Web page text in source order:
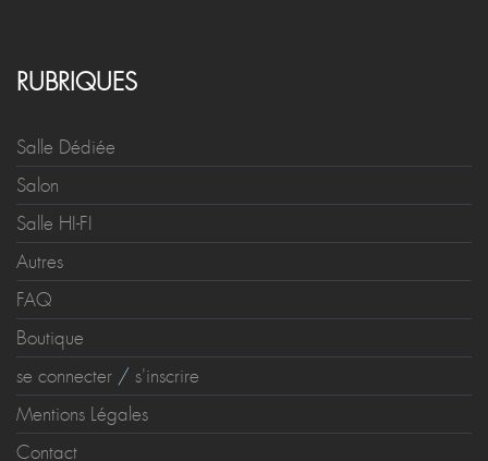
RUBRIQUES
Salle Dédiée
Salon
Salle HI-FI
Autres
FAQ
Boutique
se connecter / s'inscrire
Mentions Légales
Contact